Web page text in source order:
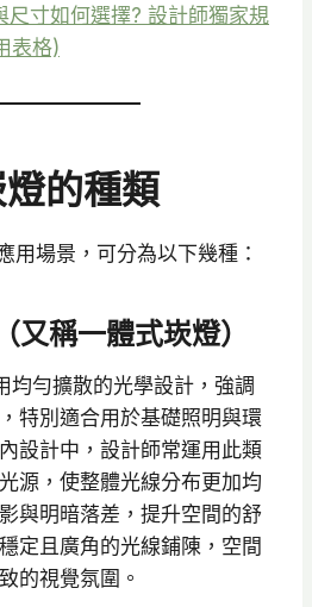
尺寸如何選擇? 設計師獨家規
表格)
的種類
用場景，可分為以下幾種：
又稱一體式崁燈）
均勻擴散的光學設計，強調
特別適合用於基礎照明與環
設計中，設計師常運用此類
源，使整體光線分布更加均
與明暗落差，提升空間的舒
定且廣角的光線鋪陳，空間
的視覺氛圍。